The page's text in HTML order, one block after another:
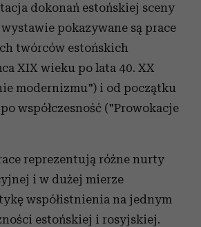
dokonań estońskiej sceny
pokazywane są prace
twórców estońskich
XIX wieku po lata 40. XX
modernizmu") i od początku
współczesność ("Prowokacje
reprezentują różne nurty
i w dużej mierze
współistnienia na jednym
estońskiej i rosyjskiej.